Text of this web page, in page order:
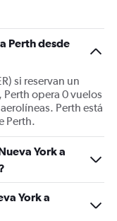
Perth desde
si reservan un
Perth opera 0 vuelos
Perth está
Perth.
York a
York a